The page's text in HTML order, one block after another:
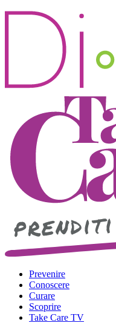
Prevenire
Conoscere
Curare
Scoprire
Take Care TV